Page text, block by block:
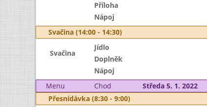
Příloha
Nápoj
Svačina (14:00 - 14:30)
Svačina
Jídlo
Doplněk
Nápoj
Menu
Chod Středa 5. 1. 2022
Přesnídávka (8:30 - 9:00)